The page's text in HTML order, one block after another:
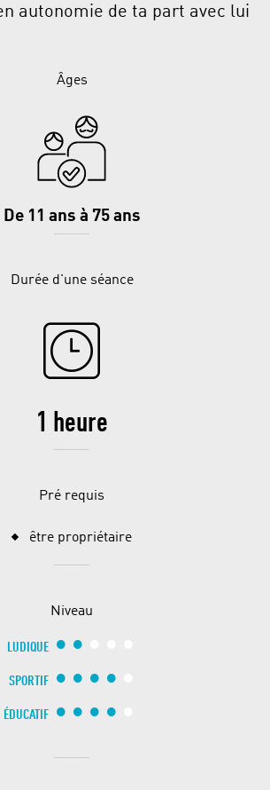
autonomie de ta part avec lui
Âges
De 11 ans à 75 ans
Durée d'une séance
1 heure
Pré requis
être propriétaire
Niveau
LUDIQUE
SPORTIF
ÉDUCATIF